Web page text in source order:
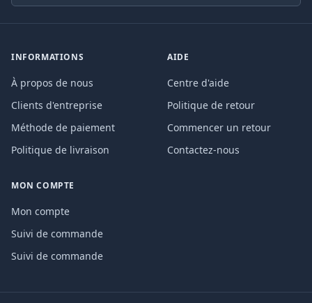
INFORMATIONS
À propos de nous
Clients d'entreprise
Méthode de paiement
Politique de livraison
AIDE
Centre d'aide
Politique de retour
Commencer un retour
Contactez-nous
MON COMPTE
Mon compte
Suivi de commande
Suivi de commande